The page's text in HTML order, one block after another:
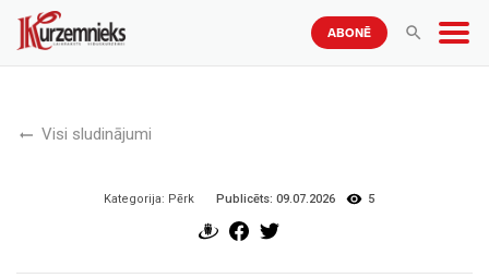
ABONĒ
Visi sludinājumi
Kategorija: Pērk Publicēts: 09.07.2026 5